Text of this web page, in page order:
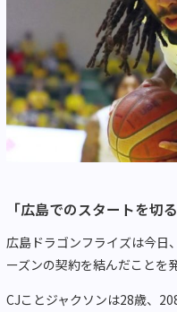
「広島でのスタートを切
広島ドラゴンフライズは今日
ーズンの契約を結んだことを
CJことジャクソンは28歳、